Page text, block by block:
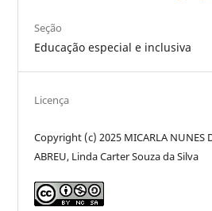
Seção
Educação especial e inclusiva
Licença
Copyright (c) 2025 MICARLA NUNES
ABREU, Linda Carter Souza da Silva